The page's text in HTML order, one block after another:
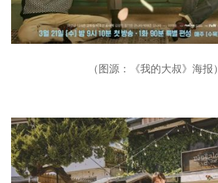
（图源：《我的大叔》海报）